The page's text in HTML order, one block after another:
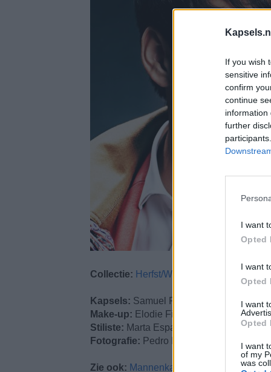
If you wish
sensitive
confirm
continue
information
further
I want
Opted
I want
Opted
I want
Opted
I want
of my
was
Collectie: Herfst/Winter
Kapsels: Samuel Rocher Team
Make-up: Elodie Fiuza
Stiliste: Marta Espadas
Fotografie: Pedro Pacheco
Zie ook: Mannenkapsels